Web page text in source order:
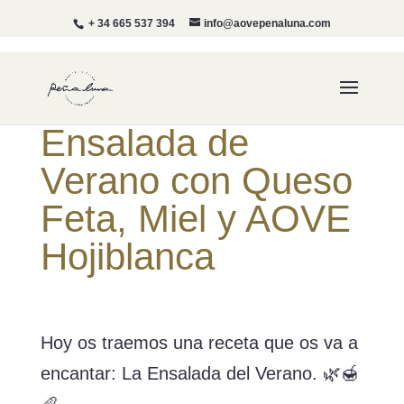
+ 34 665 537 394 info@aovepenaluna.com
Ensalada de
Verano con Queso
Feta, Miel y AOVE
Hojiblanca
Hoy os traemos una receta que os va a
encantar: La Ensalada del Verano. 🌿🍯